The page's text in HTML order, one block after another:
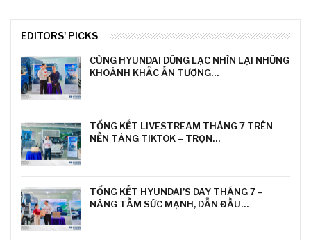
EDITORS' PICKS
CÙNG HYUNDAI DŨNG LẠC NHÌN LẠI NHỮNG
KHOẢNH KHẮC ẤN TƯỢNG…
TỔNG KẾT LIVESTREAM THÁNG 7 TRÊN
NỀN TẢNG TIKTOK – TRỌN…
TỔNG KẾT HYUNDAI’S DAY THÁNG 7 –
NÂNG TẦM SỨC MẠNH, DẪN ĐẦU…